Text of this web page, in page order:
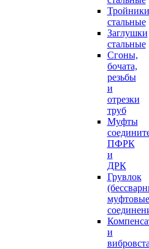
Тройники
стальные
Заглушки
стальные
Сгоны,
бочата,
резьбы
и
отрезки
труб
Муфты
ПФРК
и
ДРК
Грувлок
муфтовые
и